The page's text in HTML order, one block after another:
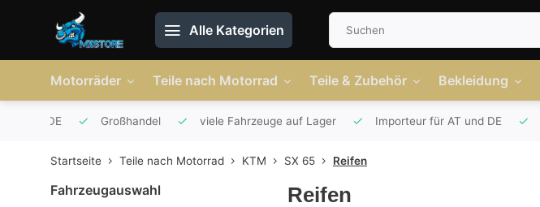
Alle Kategorien
Motorräder Teile nach Motorrad Teile & Zubehör Bekleidung
und DE Großhandel viele Fahrzeuge auf Lager Importeur für AT und DE
Startseite Teile nach Motorrad KTM SX 65 Reifen
Fahrzeugauswahl Reifen